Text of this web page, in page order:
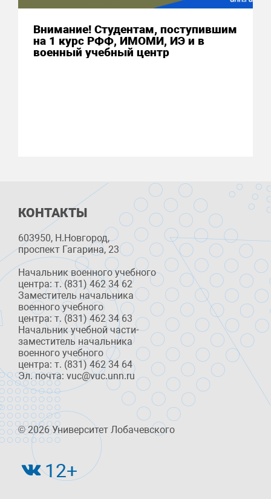
Внимание! Студентам, поступившим
на 1 курс РФФ, ИМОМИ, ИЭ и в
военный учебный центр
КОНТАКТЫ
603950, Н.Новгород,
проспект Гагарина, 23
Начальник военного учебного
центра: т. (831) 462 34 62
Заместитель начальника
военного учебного
центра: т. (831) 462 34 63
Начальник учебной части-
заместитель начальника
военного учебного
центра: т. (831) 462 34 64
Эл. почта: vuc@vuc.unn.ru
© 2026 Университет Лобачевского
12+